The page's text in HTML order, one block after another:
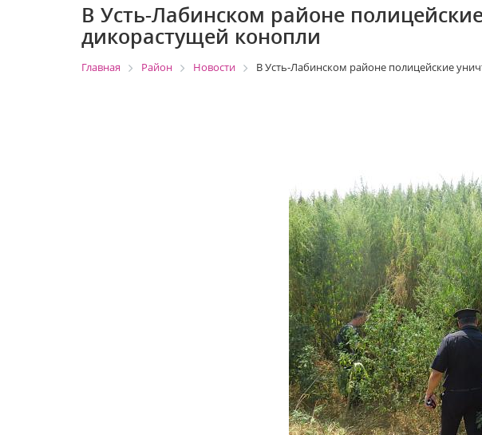
В Усть-Лабинском районе
дикорастущей конопли
Главная Район Новости В Усть-Лабинском районе полицейские